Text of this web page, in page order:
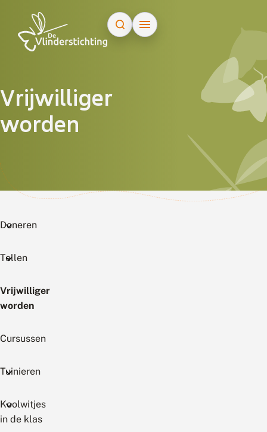
Vrijwilliger
worden
Doneren
Tellen
Vrijwilliger
worden
Cursussen
Tuinieren
Koolwitjes
in de klas